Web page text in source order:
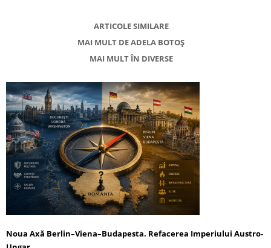
ARTICOLE SIMILARE
MAI MULT DE ADELA BOTOȘ
MAI MULT ÎN DIVERSE
Noua Axă Berlin–Viena–Budapesta. Refacerea Imperiului Austro-